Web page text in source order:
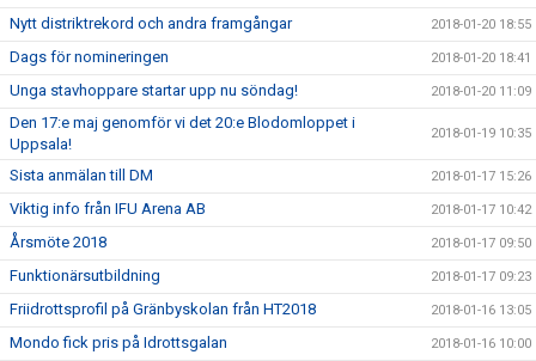
Nytt distriktrekord och andra framgångar 2018-01-20 18:55
Dags för nomineringen 2018-01-20 18:41
Unga stavhoppare startar upp nu söndag! 2018-01-20 11:09
Den 17:e maj genomför vi det 20:e Blodomloppet i
Uppsala!
2018-01-19 10:35
Sista anmälan till DM 2018-01-17 15:26
Viktig info från IFU Arena AB 2018-01-17 10:42
Årsmöte 2018 2018-01-17 09:50
Funktionärsutbildning 2018-01-17 09:23
Friidrottsprofil på Gränbyskolan från HT2018 2018-01-16 13:05
Mondo fick pris på Idrottsgalan 2018-01-16 10:00